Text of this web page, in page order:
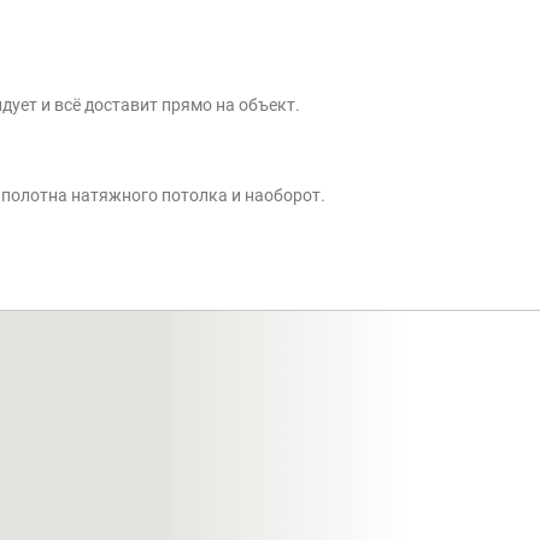
и всё доставит прямо на объект.
натяжного потолка и наоборот.